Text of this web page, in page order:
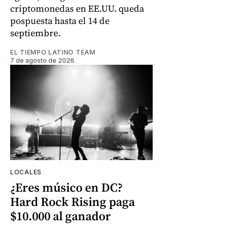
criptomonedas en EE.UU. queda
pospuesta hasta el 14 de
septiembre.
EL TIEMPO LATINO TEAM
7 de agosto de 2026
LOCALES
¿Eres músico en DC?
Hard Rock Rising paga
$10.000 al ganador